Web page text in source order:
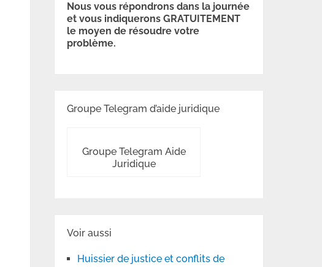
Nous vous répondrons dans la journée
et vous indiquerons GRATUITEMENT
le moyen de résoudre votre
problème.
Groupe Telegram d’aide juridique
Groupe Telegram Aide
Juridique
Voir aussi
Huissier de justice et conflits de